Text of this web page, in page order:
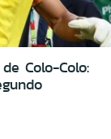
Colo-Colo: